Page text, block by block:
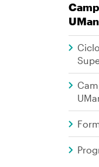
de
a
la